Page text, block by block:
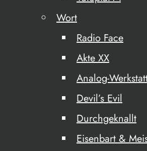
Wort
Radio Face
Akte XX
Analog-
Devil’s Evil
Durchgeknallt
Eisenbart &